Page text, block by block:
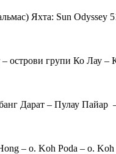
Яхта: Sun Odyssey
острови групи Ко Лау –
Дарат – Пулау
– о. Koh Poda – о.